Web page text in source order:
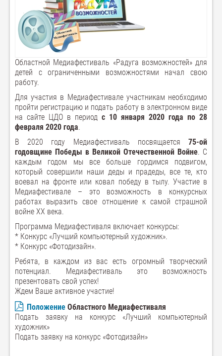
Областной Медиафестиваль «Радуга возможностей» для
детей с ограниченными возможностями начал свою
работу.
Для участия в Медиафестивале участникам необходимо
пройти регистрацию и подать работу в электронном виде
на сайте ЦДО в период с 10 января 2020 года по 28
февраля 2020 года.
В 2020 году Медиафестиваль посвящается 75-ой
годовщине Победы в Великой Отечественной Войне. С
каждым годом мы все больше гордимся подвигом,
который совершили наши деды и прадеды, все те, кто
воевал на фронте или ковал победу в тылу. Участие в
Медиафестивале – это возможность в конкурсных
работах выразить свое отношение к самой страшной
войне XX века.
Программа Медиафестиваля включает конкурсы:
* Конкурс «Лучший компьютерный художник».
* Конкурс «Фотодизайн».
Ребята, в каждом из вас есть огромный творческий
потенциал. Медиафестиваль это возможность
презентовать свой успех!
Ждем Ваше активное участие!
Положение Областного Медиафестиваля
Подать заявку на конкурс «Лучший компьютерный
художник»
Подать заявку на конкурс «Фотодизайн»